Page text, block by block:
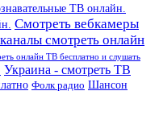
ТВ онлайн.
Смотреть вебкамеры
смотреть онлайн
онлайн ТВ бесплатно и слушать
Украина - смотреть ТВ
Фолк радио Шансон